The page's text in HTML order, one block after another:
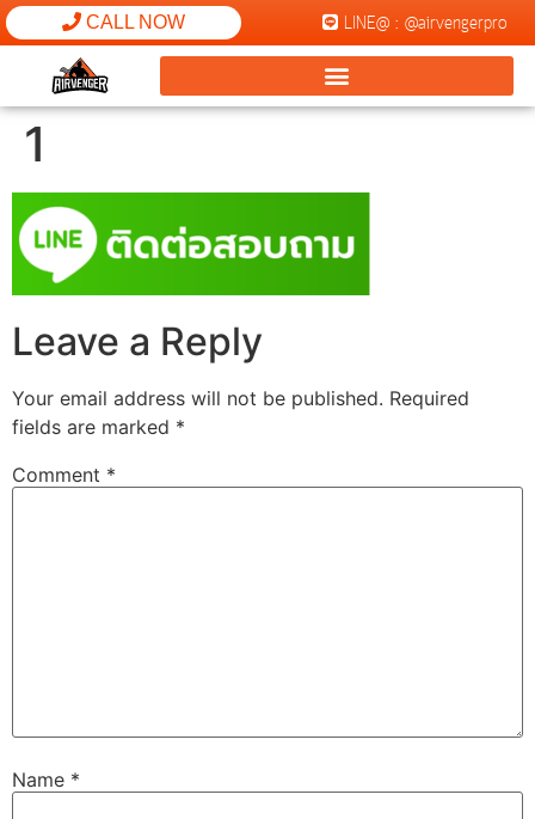
CALL NOW LINE@ : @airvengerpro
1
Leave a Reply
Your email address will not be published. Required
fields are marked *
Comment *
Name *